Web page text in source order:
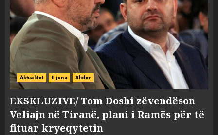
Aktualitet E jona Slider
EKSKLUZIVE/ Tom Doshi zëvendëson
Veliajn në Tiranë, plani i Ramës për të
fituar kryeqytetin